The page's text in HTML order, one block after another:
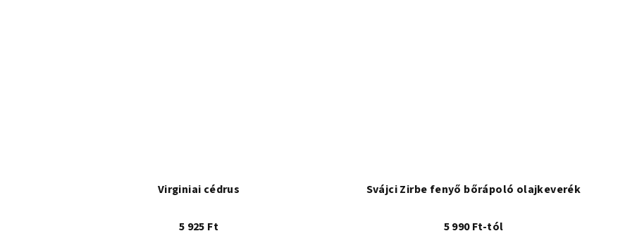
Virginiai cédrus
5 925 Ft
Svájci Zirbe fenyő bőrápoló olajkeverék
5 990 Ft-tól